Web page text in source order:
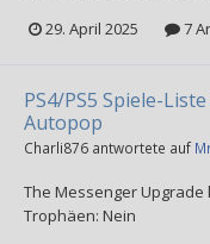
29. April 2025
7
PS4/PS5 Spiele-
Autopop
Charli876 antwortete auf
The Messenger Upgrade
Trophäen: Nein